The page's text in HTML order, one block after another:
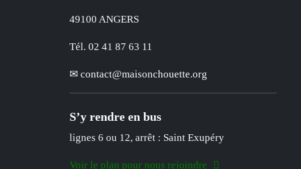
49100 ANGERS
Tél. 02 41 87 63 11
contact@maisonchouette.org
S’y rendre en bus
lignes 6 ou 12, arrêt : Saint Exupéry
Voir le plan pour nous rejoindre